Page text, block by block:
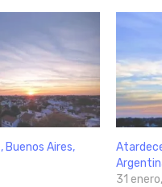
Buenos Aires,
31